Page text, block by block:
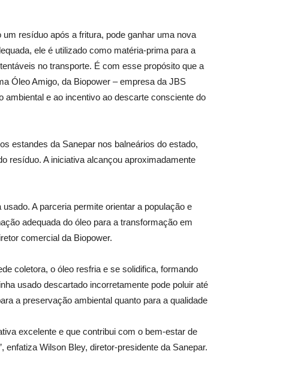
resíduo após a fritura, pode ganhar uma nova
ele é utilizado como matéria-prima para a
no transporte. É com esse propósito que a
Óleo Amigo, da Biopower – empresa da JBS
e ao incentivo ao descarte consciente do
estandes da Sanepar nos balneários do estado,
resíduo. A iniciativa alcançou aproximadamente
A parceria permite orientar a população e
adequada do óleo para a transformação em
comercial da Biopower.
coletora, o óleo resfria e se solidifica, formando
usado descartado incorretamente pode poluir até
a preservação ambiental quanto para a qualidade
excelente e que contribui com o bem-estar de
Wilson Bley, diretor-presidente da Sanepar.